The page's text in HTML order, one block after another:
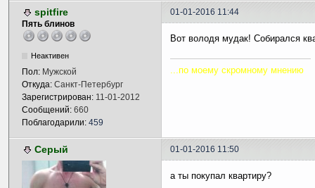
spitfire
01-01-2016 11:44
Пять блинов
Неактивен
Пол: Мужской
Откуда: Санкт-Петербург
Зарегистрирован: 11-01-2012
Сообщений: 660
Поблагодарили: 459
Вот володя мудак! Собирался
...по моему скромному мнению
Серый 01-01-2016 11:50
а ты покупал квартиру?